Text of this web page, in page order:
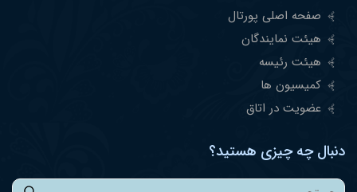
صفحه اصلی پورتال
هیئت نمایندگان
هیئت رئیسه
کمیسیون ها
عضویت در اتاق
دنبال چه چیزی هستید؟